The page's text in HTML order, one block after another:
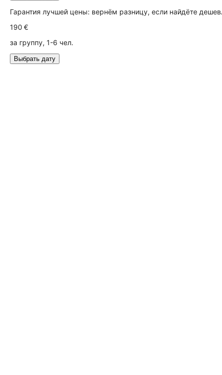
Гарантия лучшей цены: вернём разницу, если найдёте
190 €
за группу, 1-6 чел.
Выбрать дату